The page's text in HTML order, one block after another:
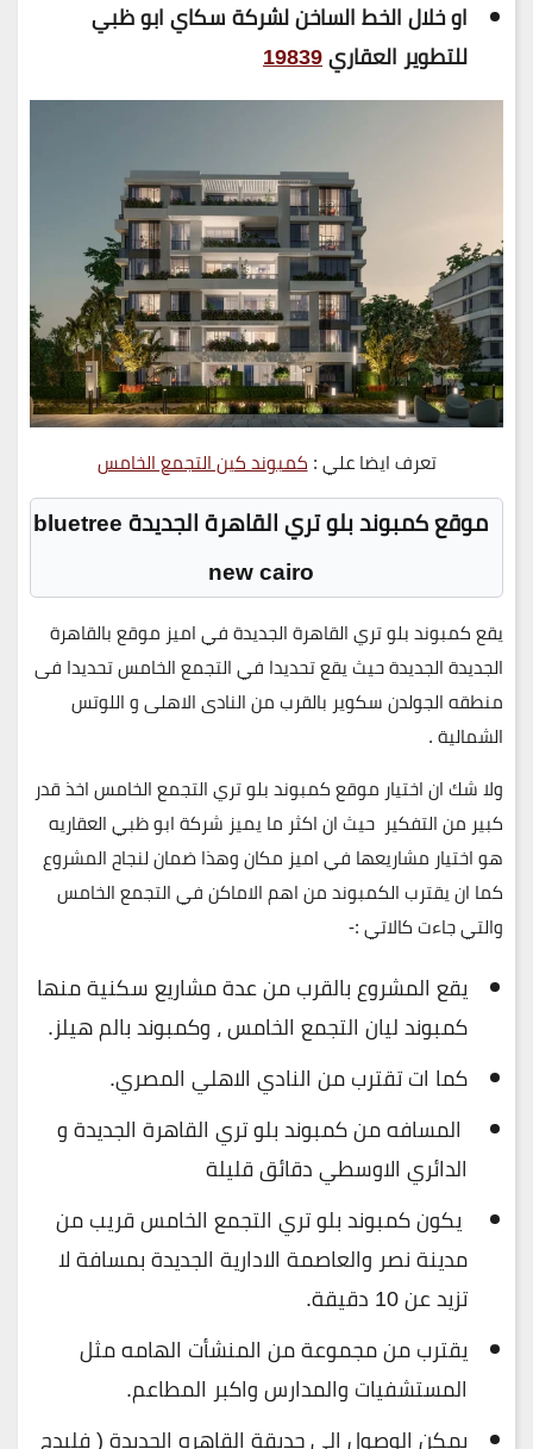
او خلال الخط الساخن لشركة سكاي ابو ظبي
للتطوير العقاري19839
تعرف ايضا علي :كمبوند كين التجمع الخامس
موقع كمبوند بلو تري القاهرة الجديدة bluetree
new cairo
يقع كمبوند بلو تري القاهرة الجديدة في اميز موقع بالقاهرة
الجديدة الجديدة حيث يقع تحديدا في التجمع الخامس تحديدا فى
منطقه الجولدن سكوير بالقرب من النادى الاهلى و اللوتس
الشمالية .
ولا شك ان اختيار موقع كمبوند بلو تري التجمع الخامس اخذ قدر
كبير من التفكير حيث ان اكثر ما يميز شركة ابو ظبي العقاريه
هو اختيار مشاريعها في اميز مكان وهذا ضمان لنجاح المشروع
كما ان يقترب الكمبوند من اهم الاماكن في التجمع الخامس
والتي جاءت كالاتي :-
يقع المشروع بالقرب من عدة مشاريع سكنية منها
كمبوند ليان التجمع الخامس ، وكمبوند بالم هيلز.
كما ات تقترب من النادي الاهلي المصري.
المسافه من كمبوند بلو تري القاهرة الجديدة و
الدائري الاوسطي دقائق قليلة
يكون كمبوند بلو تري التجمع الخامس قريب من
مدينة نصر والعاصمة الادارية الجديدة بمسافة لا
تزيد عن 10 دقيقة.
يقترب من مجموعة من المنشأت الهامه مثل
المستشفيات والمدارس واكبر المطاعم.
يمكن الوصول إلى حديقة القاهره الجديدة ( فليدج